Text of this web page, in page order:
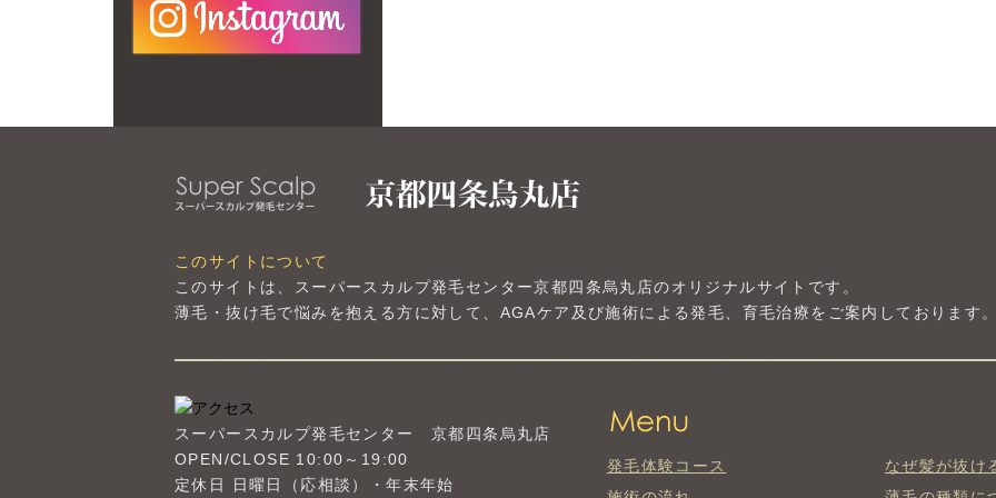
このサイトについて
このサイトは、スーパースカルプ発毛センター京都四条烏丸店のオリジナルサイトです。
薄毛・抜け毛で悩みを抱える方に対して、AGAケア及び施術による発毛、育毛治療をご案内しております。
スーパースカルプ発毛センター 京都四条烏丸店
OPEN/CLOSE 10:00～19:00
定休日 日曜日（応相談）・年末年始
発毛体験コース
なぜ髪が抜け